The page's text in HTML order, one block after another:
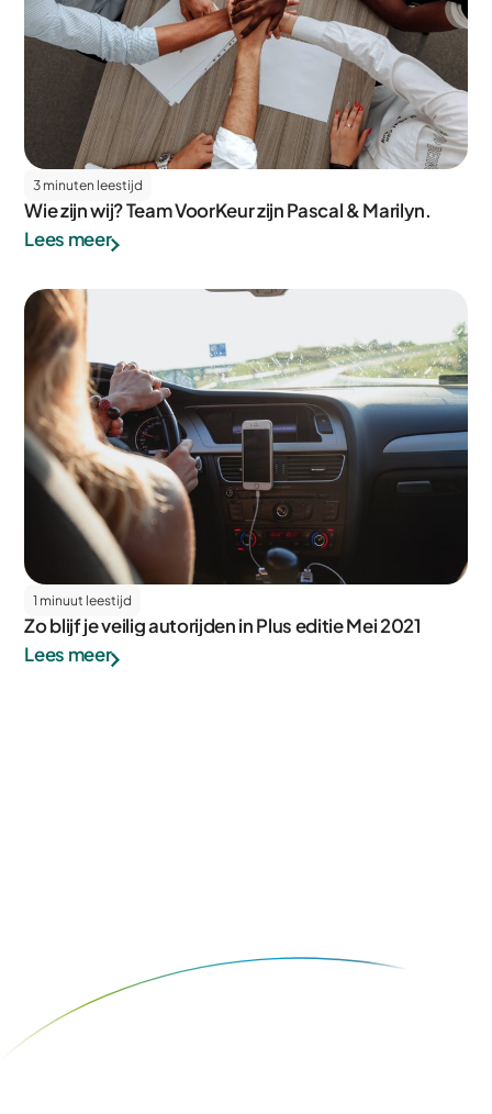
3 minuten leestijd
Wie zijn wij? Team VoorKeur zijn Pascal & Marilyn.
Lees meer
1 minuut leestijd
Zo blijf je veilig autorijden in Plus editie Mei 2021
Lees meer